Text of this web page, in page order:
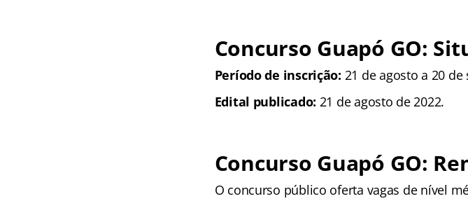
Concurso Guapó GO:
Período de inscrição: 21 de agosto a 20
Edital publicado: 21 de agosto de 2022.
Concurso Guapó GO:
O concurso público oferta vagas de nível